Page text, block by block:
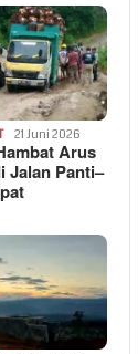
21 Juni 2026
Arus
Jalan Panti–